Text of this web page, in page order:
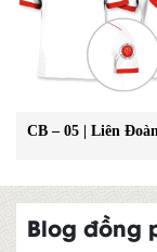
CB – 05 | Liên
Blog đồng